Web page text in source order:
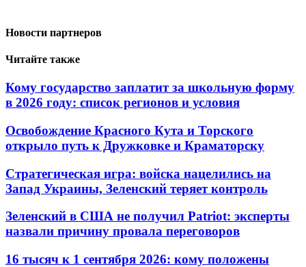
Новости партнеров
Читайте также
Кому государство заплатит за школьную форму
в 2026 году: список регионов и условия
Освобождение Красного Кута и Торского
открыло путь к Дружковке и Краматорску
Стратегическая игра: войска нацелились на
Запад Украины, Зеленский теряет контроль
Зеленский в США не получил Patriot: эксперты
назвали причину провала переговоров
16 тысяч к 1 сентября 2026: кому положены